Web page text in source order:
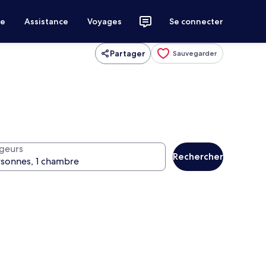
Assistance Voyages Se connecter
Partager Sauvegarder
Rechercher